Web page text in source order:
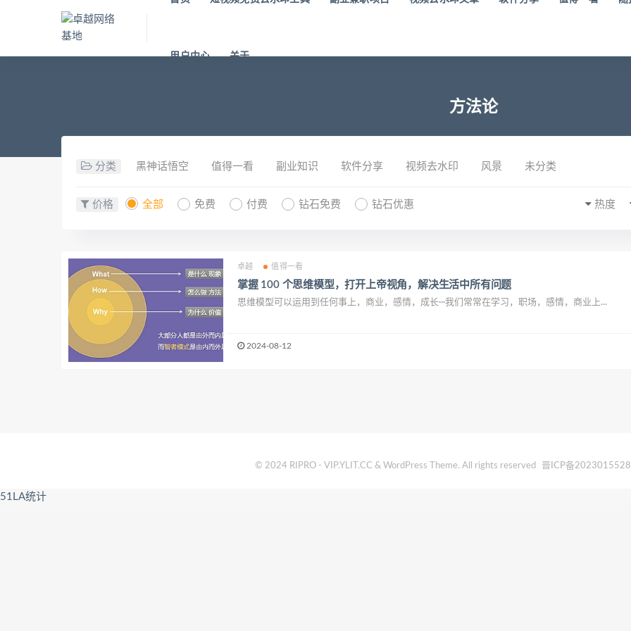
用户中心 关于
方法论
分类 黑神话悟空 值得一看 副业知识 软件分享 视频去水印 风景 未分类
价格 全部 免费 付费 钻石免费 钻石优惠 热度
卓越 值得一看
掌握 100 个思维模型，打开上帝视角，解决生活中所有问题
思维模型可以运用到任何事上，商业，感情，成长···我们常常在学习，职场，感情，商业上...
2024-08-12
© 2024 RIPRO - VIP.YLIT.CC & WordPress Theme. All rights reserved 晋ICP备
51LA统计